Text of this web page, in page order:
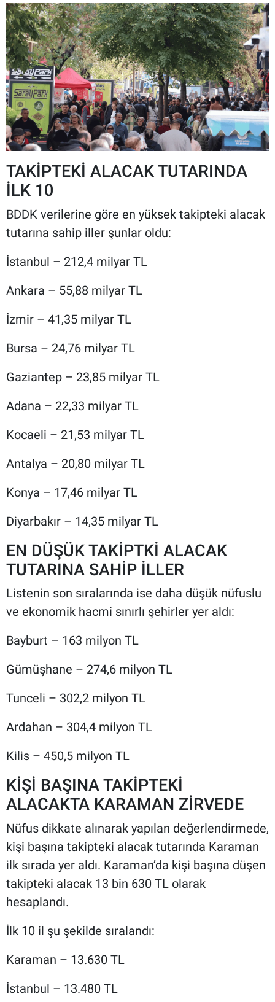
TAKİPTEKİ ALACAK TUTARINDA
İLK 10
BDDK verilerine göre en yüksek takipteki alacak
tutarına sahip iller şunlar oldu:
İstanbul – 212,4 milyar TL
Ankara – 55,88 milyar TL
İzmir – 41,35 milyar TL
Bursa – 24,76 milyar TL
Gaziantep – 23,85 milyar TL
Adana – 22,33 milyar TL
Kocaeli – 21,53 milyar TL
Antalya – 20,80 milyar TL
Konya – 17,46 milyar TL
Diyarbakır – 14,35 milyar TL
EN DÜŞÜK TAKİPTKİ ALACAK
TUTARINA SAHİP İLLER
Listenin son sıralarında ise daha düşük nüfuslu
ve ekonomik hacmi sınırlı şehirler yer aldı:
Bayburt – 163 milyon TL
Gümüşhane – 274,6 milyon TL
Tunceli – 302,2 milyon TL
Ardahan – 304,4 milyon TL
Kilis – 450,5 milyon TL
KİŞİ BAŞINA TAKİPTEKİ
ALACAKTA KARAMAN ZİRVEDE
Nüfus dikkate alınarak yapılan değerlendirmede,
kişi başına takipteki alacak tutarında Karaman
ilk sırada yer aldı. Karaman’da kişi başına düşen
takipteki alacak 13 bin 630 TL olarak
hesaplandı.
İlk 10 il şu şekilde sıralandı:
Karaman – 13.630 TL
İstanbul – 13.480 TL